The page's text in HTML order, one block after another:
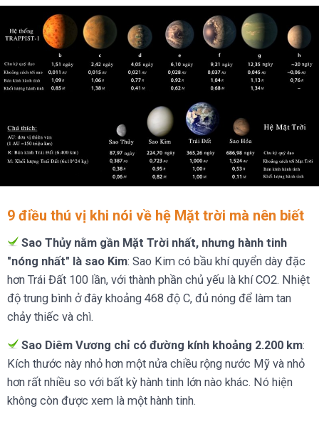
9 điều thú vị khi nói về hệ Mặt trời mà nên biết
Sao Thủy nằm gần Mặt Trời nhất, nhưng hành tinh
"nóng nhất" là sao Kim: Sao Kim có bầu khí quyển dày đặc
hơn Trái Đất 100 lần, với thành phần chủ yếu là khí CO2. Nhiệt
độ trung bình ở đây khoảng 468 độ C, đủ nóng để làm tan
chảy thiếc và chì.
Sao Diêm Vương chỉ có đường kính khoảng 2.200 km:
Kích thước này nhỏ hơn một nửa chiều rộng nước Mỹ và nhỏ
hơn rất nhiều so với bất kỳ hành tinh lớn nào khác. Nó hiện
không còn được xem là một hành tinh.